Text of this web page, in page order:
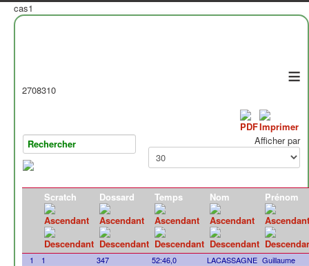
cas1
≡
2708310
Afficher par
Scratch Dossard Temps Nom Prénom
1 1 347 52:46,0 LACASSAGNE Guillaume